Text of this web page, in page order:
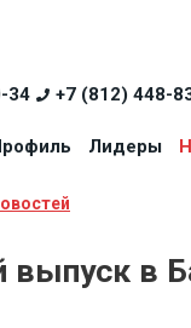
34 +7 (812) 448-
Лидеры
выпуск в